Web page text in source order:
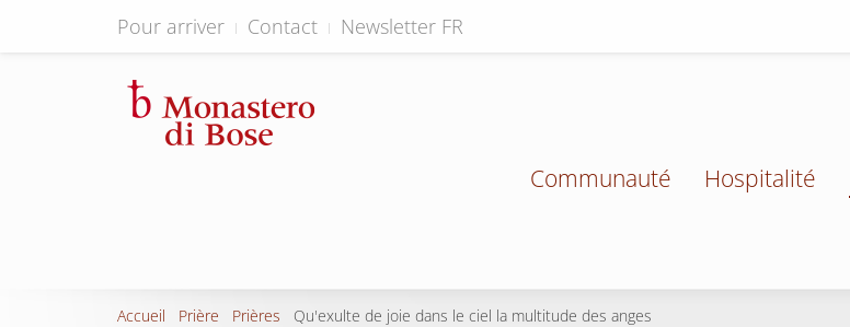
Pour arriver Contact Newsletter FR
Communauté Hospitalité
Accueil Prière Prières Qu'exulte de joie dans le ciel la multitude des anges